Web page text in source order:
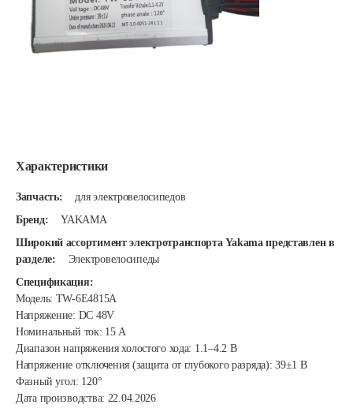
Характеристики
Запчасть:
для электровелосипедов
Бренд:
YAKAMA
Широкий ассортимент электротранспорта Yakama представлен в
разделе:
Электровелосипеды
Спецификация:
Модель: TW-6E4815A
Напряжение: DC 48V
Номинальный ток: 15 А
Диапазон напряжения холостого хода: 1.1–4.2 В
Напряжение отключения (защита от глубокого разряда): 39±1 В
Фазный угол: 120°
Дата производства: 22.04.2026